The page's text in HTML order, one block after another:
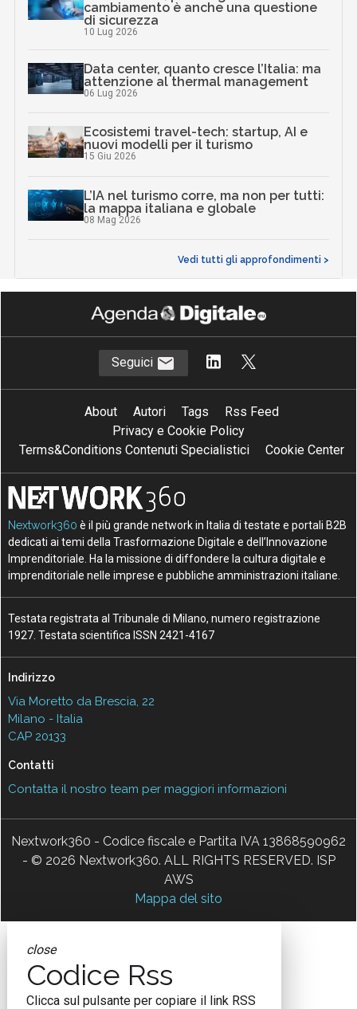
cambiamento è anche una questione
di sicurezza
10 Lug 2026
Data center, quanto cresce l’Italia: ma
attenzione al thermal management
06 Lug 2026
Ecosistemi travel-tech: startup, AI e
nuovi modelli per il turismo
15 Giu 2026
L’IA nel turismo corre, ma non per tutti:
la mappa italiana e globale
08 Mag 2026
Vedi tutti gli approfondimenti >
Seguici
About Autori Tags
Rss Feed
Privacy e Cookie Policy
Terms&Conditions Contenuti Specialistici
Cookie Center
Nextwork360 è il più grande network in Italia di testate e portali B2B
dedicati ai temi della Trasformazione Digitale e dell’Innovazione
Imprenditoriale. Ha la missione di diffondere la cultura digitale e
imprenditoriale nelle imprese e pubbliche amministrazioni italiane.
Testata registrata al Tribunale di Milano, numero registrazione
1927. Testata scientifica ISSN 2421-4167
Indirizzo
Via Moretto da Brescia, 22
Milano - Italia
CAP 20133
Contatti
Contatta il nostro team per maggiori informazioni
Nextwork360 - Codice fiscale e Partita IVA 13868590962
- © 2026 Nextwork360. ALL RIGHTS RESERVED. ISP
AWS
Mappa del sito
close
Codice Rss
Clicca sul pulsante per copiare il link RSS